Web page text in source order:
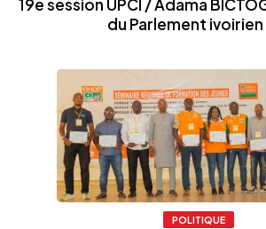
19e session UPCI / Adama
du Parlement ivoirien
POLITIQUE